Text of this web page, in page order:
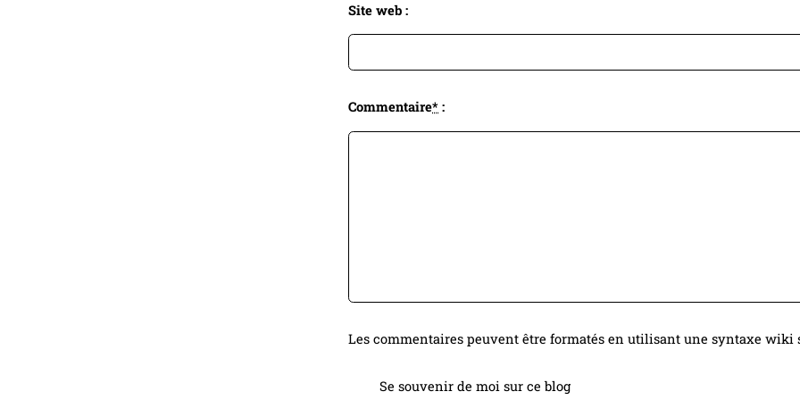
Site web :
Commentaire* :
Les commentaires peuvent être formatés en utilisant une syntaxe wiki
Se souvenir de moi sur ce blog